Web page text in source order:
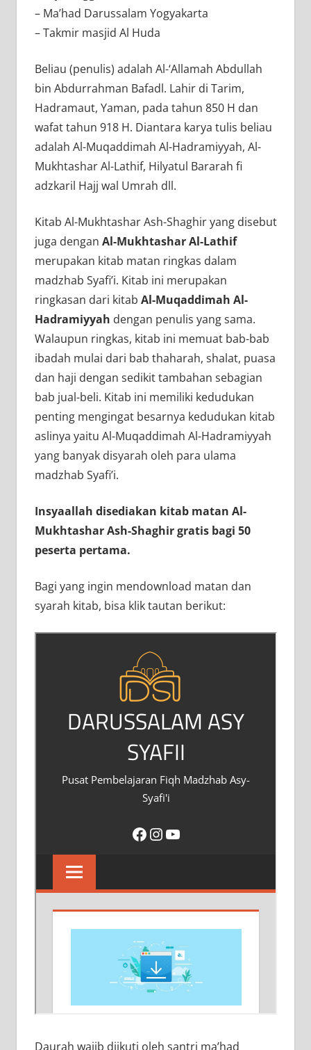
– Ma’had Darussalam Yogyakarta
– Takmir masjid Al Huda
Beliau (penulis) adalah Al-‘Allamah Abdullah
bin Abdurrahman Bafadl. Lahir di Tarim,
Hadramaut, Yaman, pada tahun 850 H dan
wafat tahun 918 H. Diantara karya tulis beliau
adalah Al-Muqaddimah Al-Hadramiyyah, Al-
Mukhtashar Al-Lathif, Hilyatul Bararah fi
adzkaril Hajj wal Umrah dll.
Kitab Al-Mukhtashar Ash-Shaghir yang disebut
juga dengan Al-Mukhtashar Al-Lathif
merupakan kitab matan ringkas dalam
madzhab Syafi’i. Kitab ini merupakan
ringkasan dari kitab Al-Muqaddimah Al-
Hadramiyyah dengan penulis yang sama.
Walaupun ringkas, kitab ini memuat bab-bab
ibadah mulai dari bab thaharah, shalat, puasa
dan haji dengan sedikit tambahan sebagian
bab jual-beli. Kitab ini memiliki kedudukan
penting mengingat besarnya kedudukan kitab
aslinya yaitu Al-Muqaddimah Al-Hadramiyyah
yang banyak disyarah oleh para ulama
madzhab Syafi’i.
Insyaallah disediakan kitab matan Al-
Mukhtashar Ash-Shaghir gratis bagi 50
peserta pertama.
Bagi yang ingin mendownload matan dan
syarah kitab, bisa klik tautan berikut:
Daurah wajib diikuti oleh santri ma’had